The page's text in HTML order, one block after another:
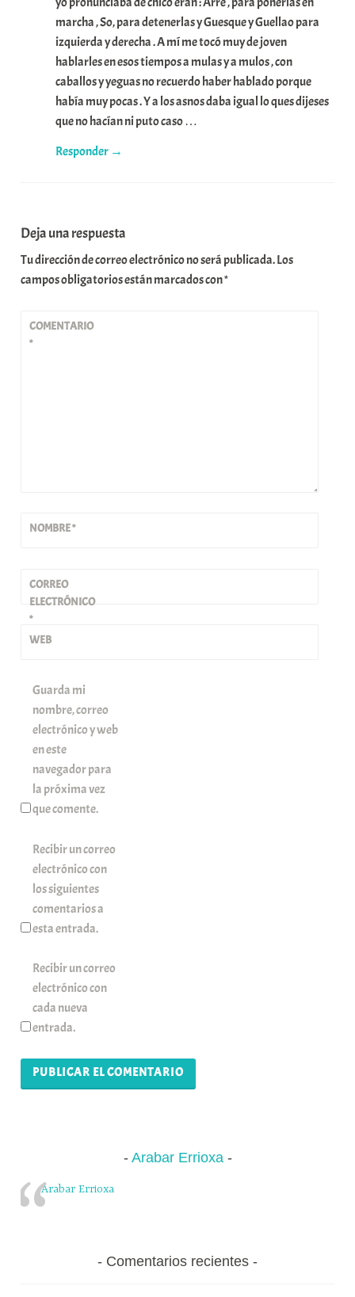
marcha , So, para detenerlas y Guesque y Guellao para
izquierda y derecha . A mí me tocó muy de joven
hablarles en esos tiempos a mulas y a mulos , con
caballos y yeguas no recuerdo haber hablado porque
había muy pocas . Y a los asnos daba igual lo ques dijeses
que no hacían ni puto caso …
Responder
Deja una respuesta
Tu dirección de correo electrónico no será publicada.Los
campos obligatorios están marcados con*
COMENTARIO
*
NOMBRE*
CORREO
ELECTRÓNICO
*
WEB
Guarda mi
nombre, correo
electrónico y web
en este
navegador para
la próxima vez
que comente.
Recibir un correo
electrónico con
los siguientes
comentarios a
esta entrada.
Recibir un correo
electrónico con
cada nueva
entrada.
Arabar Errioxa
Arabar Errioxa
Comentarios recientes